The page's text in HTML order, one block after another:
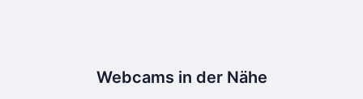
Webcams in der Nähe